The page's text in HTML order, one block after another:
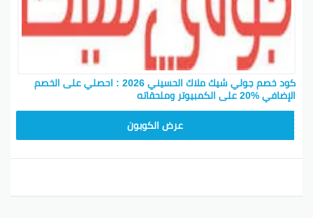
كود خصم جولي شيك ملاك الحسيني 2026 : احصلي على الخصم
الإضافي %20 على الكمبيوتر وملحقاته
عرض الكوبون